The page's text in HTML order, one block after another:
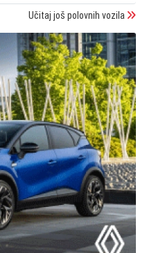
Učitaj još polovnih vozila